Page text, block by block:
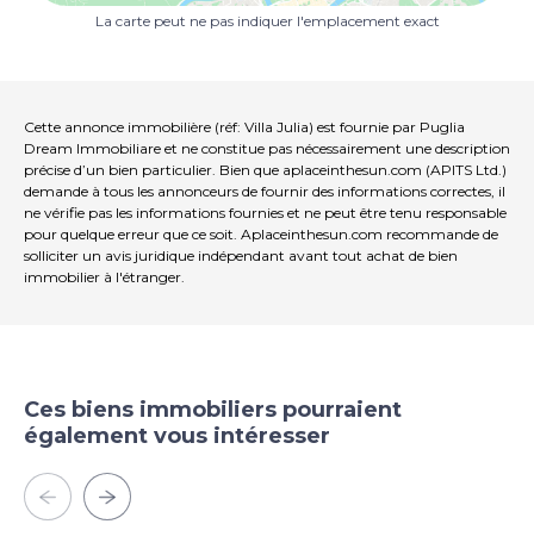
La carte peut ne pas indiquer l'emplacement exact
Cette annonce immobilière (réf: Villa Julia) est fournie par Puglia
Dream Immobiliare et ne constitue pas nécessairement une description
précise d’un bien particulier. Bien que aplaceinthesun.com (APITS Ltd.)
demande à tous les annonceurs de fournir des informations correctes, il
ne vérifie pas les informations fournies et ne peut être tenu responsable
pour quelque erreur que ce soit. Aplaceinthesun.com recommande de
solliciter un avis juridique indépendant avant tout achat de bien
immobilier à l'étranger.
Ces biens immobiliers pourraient
également vous intéresser